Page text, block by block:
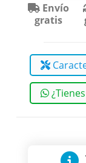
Envío
gratis